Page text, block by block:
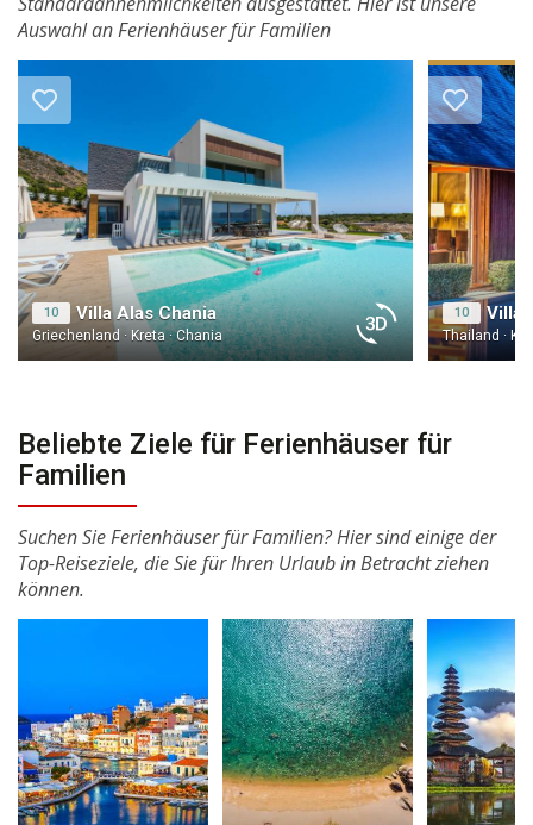
Auswahl an Ferienhäuser für Familien
10 Villa Alas Chania
Griechenland · Kreta · Chania
10 Villa
Thailand ·
Beliebte Ziele für Ferienhäuser für
Familien
Suchen Sie Ferienhäuser für Familien? Hier sind einige der
Top-Reiseziele, die Sie für Ihren Urlaub in Betracht ziehen
können.